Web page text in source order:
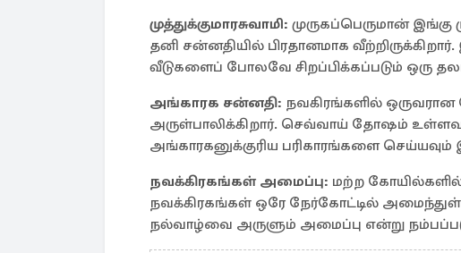
முத்துக்குமாரசுவாமி: முருகப்பெருமான் இங்கு
தனி சன்னதியில் பிரதானமாக
வீடுகளைப் போலவே சிறப்பிக்கப்படும் ஒரு
அங்காரக சன்னதி: நவகிரங்களில்
அருள்பாலிக்கிறார். செவ்வாய் தோஷம்
அங்காரகனுக்குரிய பரிகாரங்களை
நவக்கிரகங்கள் அமைப்பு: மற்ற கோயில்களில்
நவக்கிரகங்கள் ஒரே நேர்கோட்டில்
நல்வாழ்வை அருளும் அமைப்பு என்று